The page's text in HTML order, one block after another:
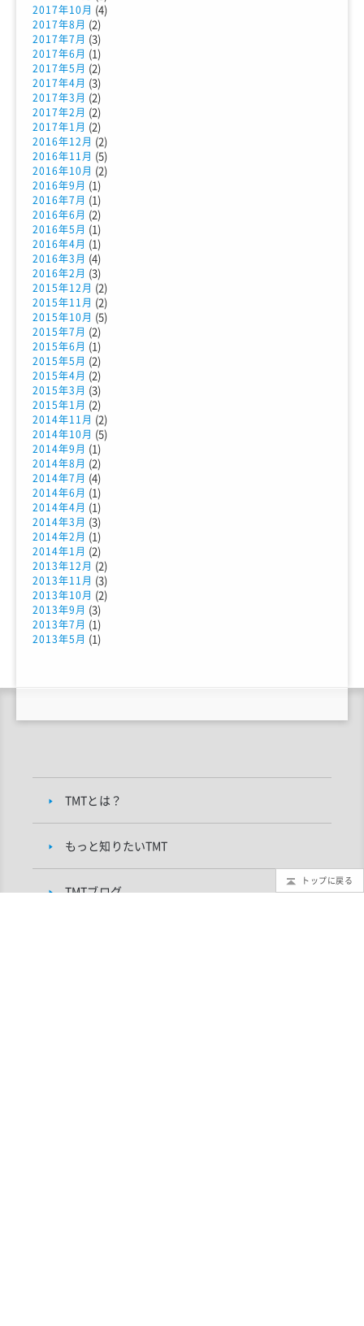
2017年10月 (4)
2017年8月 (2)
2017年7月 (3)
2017年6月 (1)
2017年5月 (2)
2017年4月 (3)
2017年3月 (2)
2017年2月 (2)
2017年1月 (2)
2016年12月 (2)
2016年11月 (5)
2016年10月 (2)
2016年9月 (1)
2016年7月 (1)
2016年6月 (2)
2016年5月 (1)
2016年4月 (1)
2016年3月 (4)
2016年2月 (3)
2015年12月 (2)
2015年11月 (2)
2015年10月 (5)
2015年7月 (2)
2015年6月 (1)
2015年5月 (2)
2015年4月 (2)
2015年3月 (3)
2015年1月 (2)
2014年11月 (2)
2014年10月 (5)
2014年9月 (1)
2014年8月 (2)
2014年7月 (4)
2014年6月 (1)
2014年4月 (1)
2014年3月 (3)
2014年2月 (1)
2014年1月 (2)
2013年12月 (2)
2013年11月 (3)
2013年10月 (2)
2013年9月 (3)
2013年7月 (1)
2013年5月 (1)
TMTとは？
もっと知りたいTMT
TMTブログ
トップに戻る